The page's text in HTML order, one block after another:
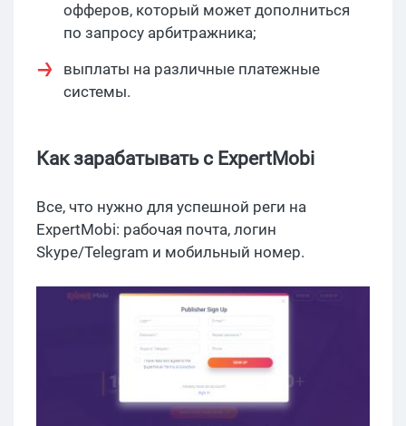
офферов, который может дополниться
по запросу арбитражника;
выплаты на различные платежные
системы.
Как зарабатывать с ExpertMobi
Все, что нужно для успешной реги на
ExpertMobi: рабочая почта, логин
Skype/Telegram и мобильный номер.